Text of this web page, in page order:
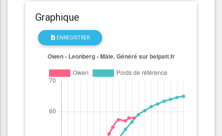
Graphique
ENREGISTRER